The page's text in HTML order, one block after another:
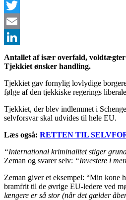
Facebook
Twitter
Email
LinkedIn
Antallet af især overfald, voldtægter
Tjekkiet ønsker handling.
Tjekkiet gav fornylig lovlydige
følge af den tjekkiske regerings
Tjekkiet, der blev indlemmet i
selvforsvar skal udvides til hele EU.
Læs også: RETTEN TIL
“International kriminalitet stiger
Zeman og svarer selv: “Investere i
Zeman giver et eksempel: “Min kone
bramfrit til de øvrige EU-ledere ved
længere er så stor (når det gælder